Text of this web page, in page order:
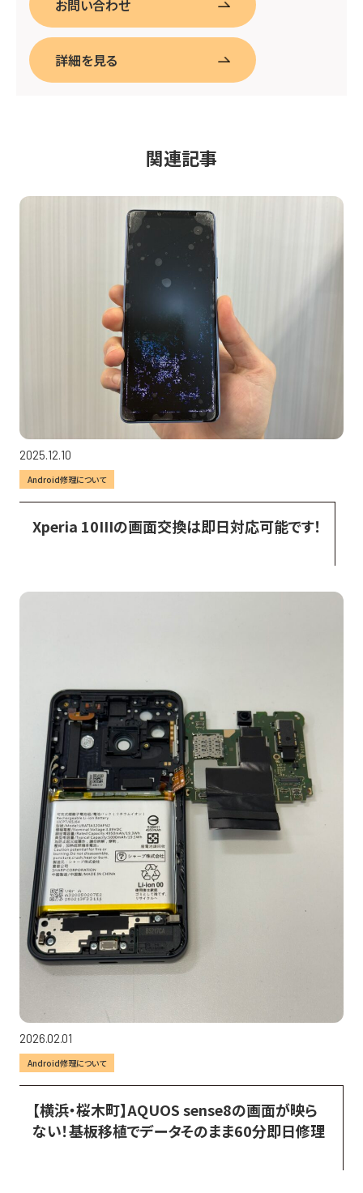
お問い合わせ
詳細を見る
関連記事
2025.12.10
Android修理について
Xperia 10IIIの画面交換は即日対応可能です！
2026.02.01
Android修理について
【横浜・桜木町】AQUOS sense8の画面が映ら
ない！基板移植でデータそのまま60分即日修理